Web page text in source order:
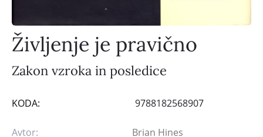
Življenje je pravično
Zakon vzroka in posledice
KODA: 9788182568907
Avtor:
Brian Hines